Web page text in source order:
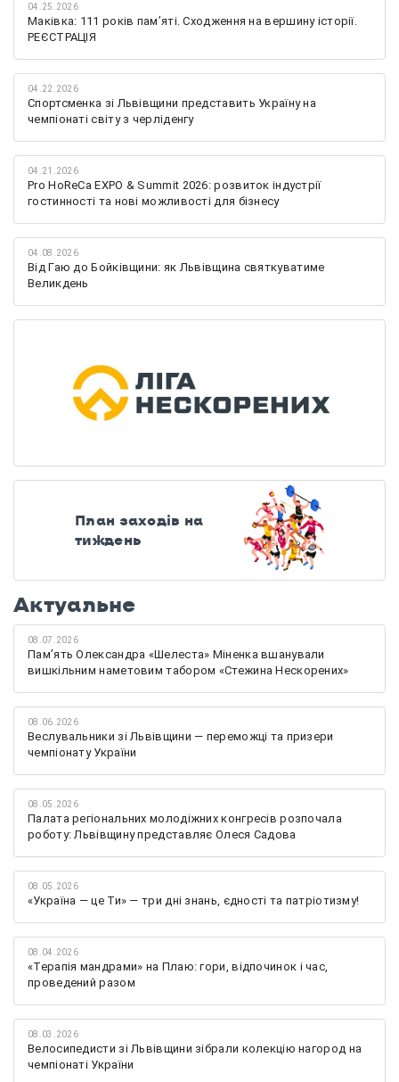
04.25.2026
Маківка: 111 років пам’яті. Сходження на вершину історії.
РЕЄСТРАЦІЯ
04.22.2026
Спортсменка зі Львівщини представить Україну на
чемпіонаті світу з черліденгу
04.21.2026
Pro HoReCa EXPO & Summit 2026: розвиток індустрії
гостинності та нові можливості для бізнесу
04.08.2026
Від Гаю до Бойківщини: як Львівщина святкуватиме
Великдень
План заходів на
тиждень
Актуальне
08.07.2026
Памʼять Олександра «Шелеста» Міненка вшанували
вишкільним наметовим табором «Стежина Нескорених»
08.06.2026
Веслувальники зі Львівщини — переможці та призери
чемпіонату України
08.05.2026
Палата регіональних молодіжних конгресів розпочала
роботу: Львівщину представляє Олеся Садова
08.05.2026
«Україна — це Ти» — три дні знань, єдності та патріотизму!
08.04.2026
«Терапія мандрами» на Плаю: гори, відпочинок і час,
проведений разом
08.03.2026
Велосипедисти зі Львівщини зібрали колекцію нагород на
чемпіонаті України